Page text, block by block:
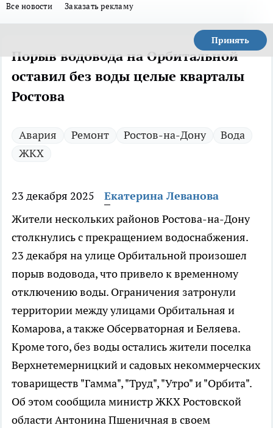
Все новости Заказать рекламу
Принять
Порыв водовода на Орбитальной
оставил без воды целые кварталы
Ростова
Авария Ремонт Ростов-на-Дону
Вода
ЖКХ
23 декабря 2025
Екатерина Леванова
Жители нескольких районов Ростова-на-Дону
столкнулись с прекращением водоснабжения.
23 декабря на улице Орбитальной произошел
порыв водовода, что привело к временному
отключению воды. Ограничения затронули
территории между улицами Орбитальная и
Комарова, а также Обсерваторная и Беляева.
Кроме того, без воды остались жители поселка
Верхнетемерницкий и садовых некоммерческих
товариществ "Гамма", "Труд", "Утро" и "Орбита".
Об этом сообщила министр ЖКХ Ростовской
области Антонина Пшеничная в своем